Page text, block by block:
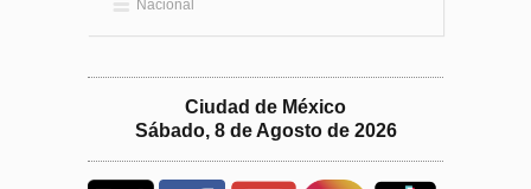
Nacional
Ciudad de México
Sábado, 8 de Agosto de 2026